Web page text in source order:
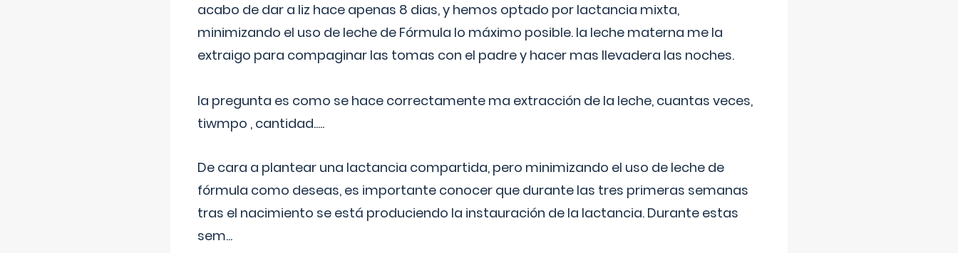
acabo de dar a liz hace apenas 8 dias, y hemos optado por lactancia mixta,
minimizando el uso de leche de Fórmula lo máximo posible. la leche materna me la
extraigo para compaginar las tomas con el padre y hacer mas llevadera las noches.
la pregunta es como se hace correctamente ma extracción de la leche, cuantas veces,
tiwmpo , cantidad.....
De cara a plantear una lactancia compartida, pero minimizando el uso de leche de
fórmula como deseas, es importante conocer que durante las tres primeras semanas
tras el nacimiento se está produciendo la instauración de la lactancia. Durante estas
sem...